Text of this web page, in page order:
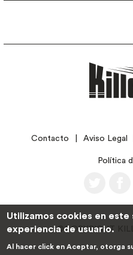
LEGALContacto Aviso Legal
Política
©COPYRIGHT
Utilizamos cookies en
experiencia de usuario.
Al hacer click en Aceptar, otorga